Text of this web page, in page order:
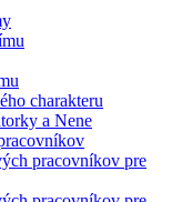
charakteru
a Nene
pracovníkov pre